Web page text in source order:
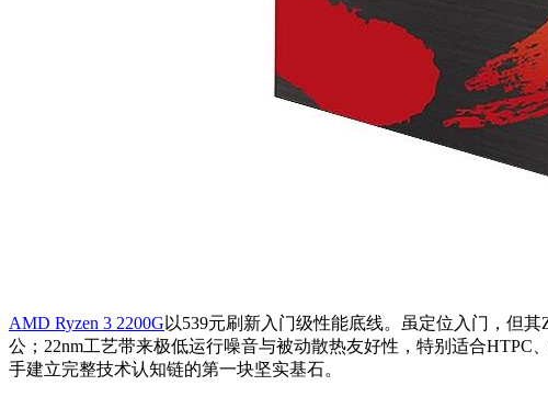
AMD Ryzen 3 2200G 以539元刷新入门级性能底线。虽定位入门，但
公；22nm工艺带来极低运行噪音与被动散热友好性，特别适合
手建立完整技术认知链的第一块坚实基石。